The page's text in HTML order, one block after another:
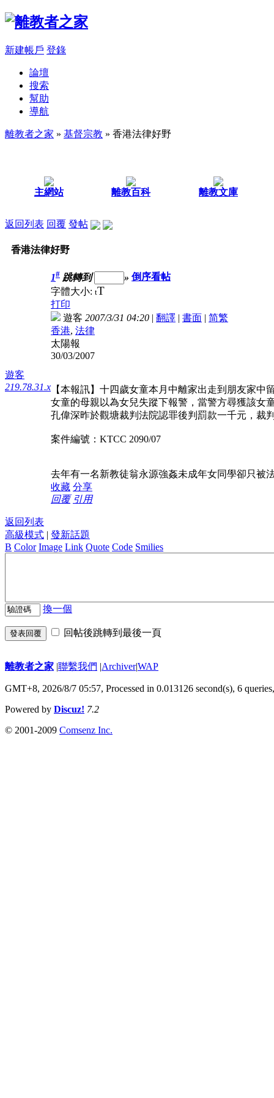
新建帳戶 登錄
論壇
搜索
幫助
導航
離教者之家 » 基督宗教 » 香港法律好野
主網站 離教百科 離教文庫
返回列表 回覆 發帖
香港法律好野
遊客
219.78.31.x
1# 跳轉到 » 倒序看帖
字體大小: tT
打印
遊客 2007/3/31 04:20 | 翻譯 | 書面 | 简繁
香港, 法律
太陽報
30/03/2007
【本報訊】十四歲女童本月中離家出走到朋友家
女童的母親以為女兒失蹤下報警，當警方尋獲該女
孔偉深昨於觀塘裁判法院認罪後判罰款一千元，裁
案件編號：KTCC 2090/07
去年有一名新教徒翁永源強姦未成年女同學卻只被
收藏 分享
回覆 引用
返回列表
高級模式 | 發新話題
B Color Image Link Quote Code Smilies
換一個
發表回覆 回帖後跳轉到最後一頁
離教者之家 |聯繫我們 |Archiver|WAP
GMT+8, 2026/8/7 05:57, Processed in 0.013126 second(s), 6
Powered by Discuz! 7.2
© 2001-2009 Comsenz Inc.